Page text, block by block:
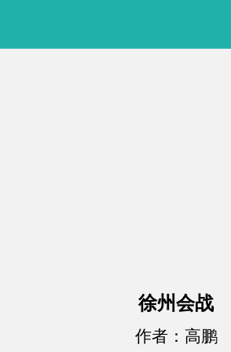
徐州会战
作者：高鹏